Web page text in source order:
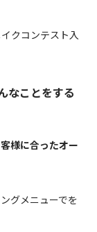
クコンテスト入
なことをする
様に合ったオー
グメニューでを